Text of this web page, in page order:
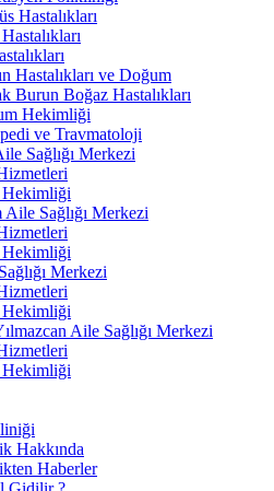
Hastalıkları
Hastalıkları ve Doğum
Burun Boğaz Hastalıkları
Hekimliği
ve Travmatoloji
Sağlığı Merkezi
Sağlığı Merkezi
Merkezi
Aile Sağlığı Merkezi
Hakkında
Haberler